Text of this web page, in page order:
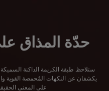
حدّة المذاق
ستلاحظ طبقة الكريمة الداكنة السميكة
يكشفان عن النكهات المُحمصة القوية
على المعنى